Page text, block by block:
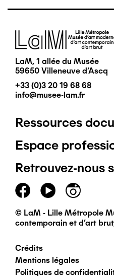
Image
LaM, 1 allée du Musée
59650 Villeneuve d'Ascq
+33 (0)3 20 19 68 68
info@musee-lam.fr
Pied
de
page
principal
Ressources
Espace
Retrouvez-nous
© LaM - Lille Métropole
contemporain et d'art
Pied
Crédits
Mentions légales
Politiques de